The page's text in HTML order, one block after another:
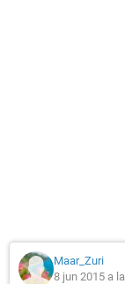
Maar_Zuri
8 jun 2015 a